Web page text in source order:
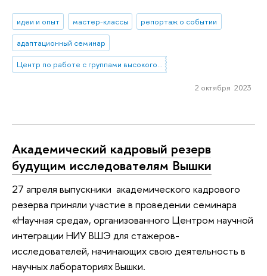
идеи и опыт мастер-классы
репортаж о событии
адаптационный семинар
Центр по работе с группами высокого профессионального потенциала
2 октября 2023
Академический кадровый резерв
будущим исследователям Вышки
27 апреля выпускники академического кадрового
резерва приняли участие в проведении семинара
«Научная среда», организованного Центром научной
интеграции НИУ ВШЭ для стажеров-
исследователей, начинающих свою деятельность в
научных лабораториях Вышки.